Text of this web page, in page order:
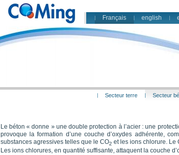
Français
english
Secteur terre Secteur
Le béton « donne » une double protection à l’acier : une
provoque la formation d’une couche d’oxydes adhérente,
substances agressives telles que le CO2 et les ions chlorure. Le
Les ions chlorures, en quantité suffisante, attaquent la couche